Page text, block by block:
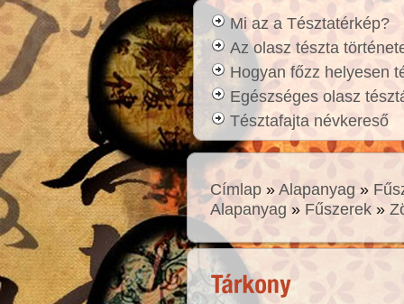
Mi az a Tésztatérkép?
Az olasz tészta
Hogyan főzz helyesen
Egészséges olasz
Tésztafajta névkereső
Címlap »Alapanyag »
Alapanyag » Fűszerek »